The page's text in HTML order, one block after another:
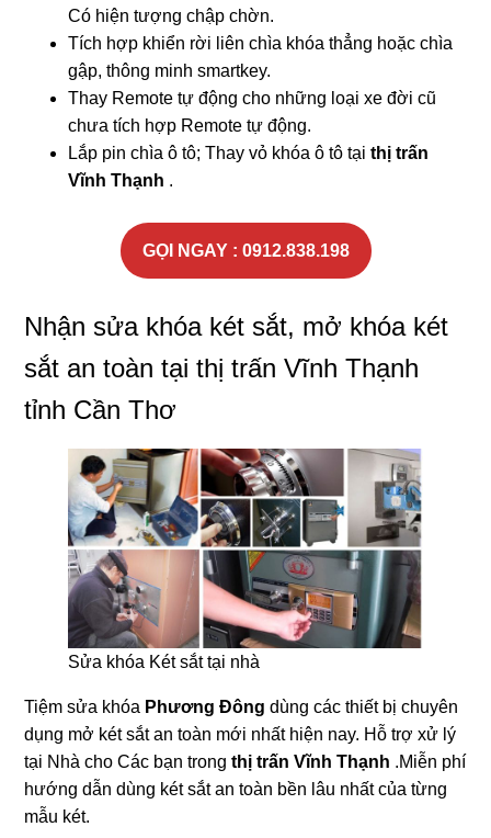
Có hiện tượng chập chờn.
Tích hợp khiển rời liên chìa khóa thẳng hoặc chìa
gập, thông minh smartkey.
Thay Remote tự động cho những loại xe đời cũ
chưa tích hợp Remote tự động.
Lắp pin chìa ô tô; Thay vỏ khóa ô tô tạithị trấn
Vĩnh Thạnh .
GỌI NGAY : 0912.838.198
Nhận sửa khóa két sắt, mở khóa két
sắt an toàn tại thị trấn Vĩnh Thạnh
tỉnh Cần Thơ
Sửa khóa Két sắt tại nhà
Tiệm sửa khóa Phương Đông dùng các thiết bị chuyên
dụng mở két sắt an toàn mới nhất hiện nay. Hỗ trợ xử lý
tại Nhà cho Các bạn trongthị trấn Vĩnh Thạnh .Miễn phí
hướng dẫn dùng két sắt an toàn bền lâu nhất của từng
mẫu két.